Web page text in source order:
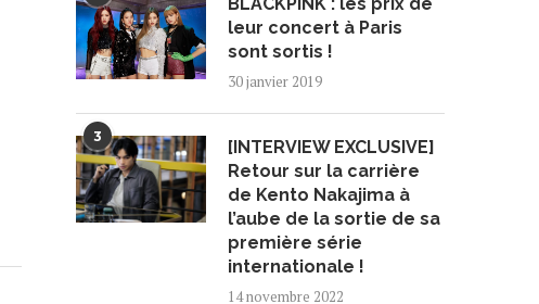
leur concert à Paris
sont sortis !
30 janvier 2019
3
[INTERVIEW EXCLUSIVE]
Retour sur la carrière
de Kento Nakajima à
l’aube de la sortie de sa
première série
internationale !
14 novembre 2022